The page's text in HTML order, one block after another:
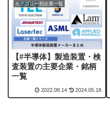
カテゴリー別企業一覧
【#半導体】製造装置・検
査装置の主要企業・銘柄
一覧
2022.08.14 2024.05.18